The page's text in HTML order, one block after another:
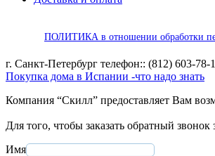
ПОЛИТИКА в отношении обработки
г. Санкт-Петербург телефон:: (812) 603-78-
Покупка дома в Испании -что надо знать
Компания “Скилл” предоставляет Вам
Для того, чтобы заказать обратный
Имя